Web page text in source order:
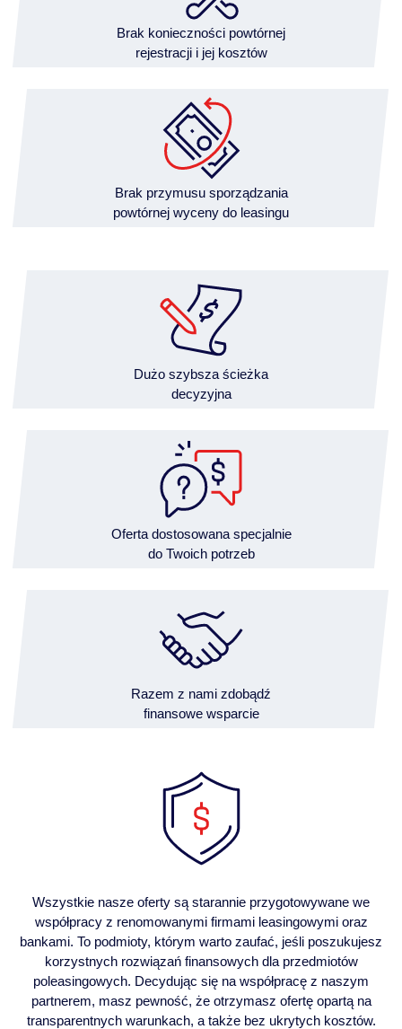
Brak konieczności powtórnej
rejestracji i jej kosztów
Brak przymusu sporządzania
powtórnej wyceny do leasingu
Dużo szybsza ścieżka
decyzyjna
Oferta dostosowana specjalnie
do Twoich potrzeb
Razem z nami zdobądź
finansowe wsparcie
Wszystkie nasze oferty są starannie przygotowywane we
współpracy z renomowanymi firmami leasingowymi oraz
bankami. To podmioty, którym warto zaufać, jeśli poszukujesz
korzystnych rozwiązań finansowych dla przedmiotów
poleasingowych. Decydując się na współpracę z naszym
partnerem, masz pewność, że otrzymasz ofertę opartą na
transparentnych warunkach, a także bez ukrytych kosztów.